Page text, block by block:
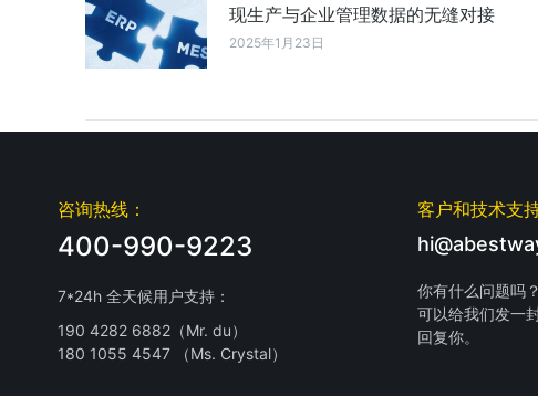
现生产与企业管理数据的无缝对接
2025年1月23日
咨询热线：
400-990-9223
7*24h 全天候用户支持：
190 4282 6882（Mr. du）
180 1055 4547 （Ms. Crystal）
客户和技术支
你有什么问题吗？
可以给我们发一
回复你。